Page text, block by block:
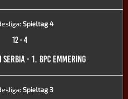
Spieltag 4
12-4
SERBIA - 1. BPC EMMERING
Spieltag 3